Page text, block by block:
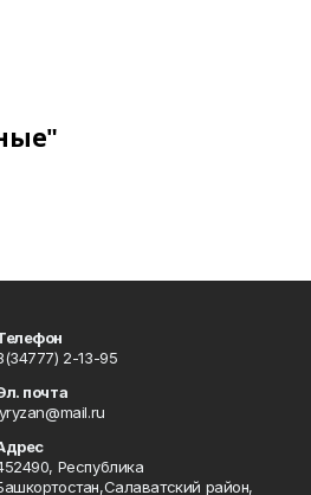
2-13-95
почта
Республика
район,